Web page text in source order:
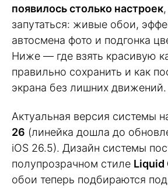
появилось столько настроек
запутаться: живые обои,
автосмена фото и подгонка
Ниже — где взять красивую
правильно сохранить и как
экрана без лишних движений.
Актуальная версия системы
26 (линейка дошла до
iOS 26.5). Дизайн системы
полупрозрачном стиле Liquid
обои теперь подбираются